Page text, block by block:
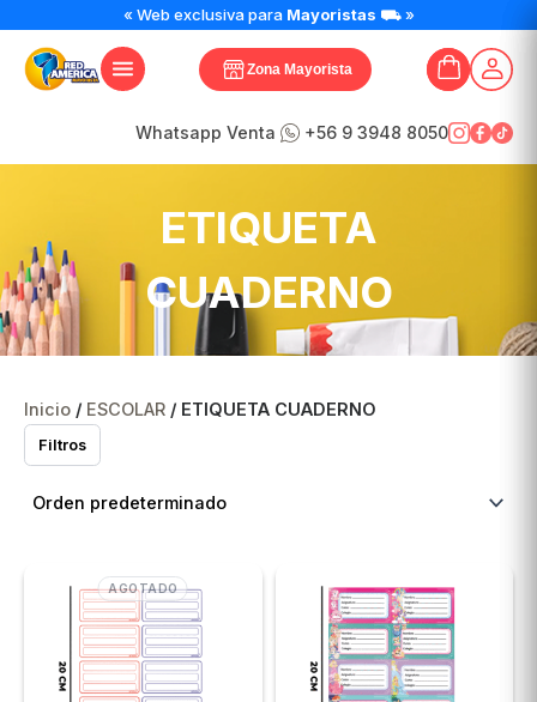
« Web exclusiva para Mayoristas ⛟ »
Zona Mayorista
Whatsapp Venta +56 9 3948 8050
ETIQUETA
CUADERNO
Inicio / ESCOLAR / ETIQUETA CUADERNO
Filtros
AGOTADO